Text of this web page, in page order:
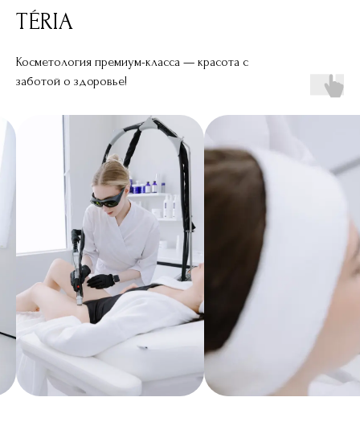
TÉRIA
Косметология премиум-класса — красота с
заботой о здоровье!